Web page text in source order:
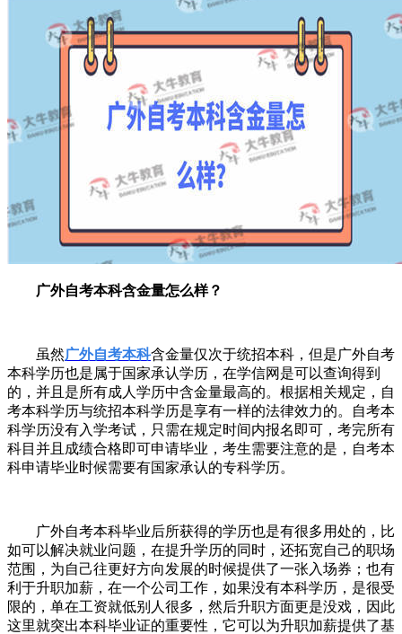
广外自考本科含金量怎么样？
虽然广外自考本科含金量仅次于统招本科，但是广外自考
本科学历也是属于国家承认学历，在学信网是可以查询得到
的，并且是所有成人学历中含金量最高的。根据相关规定，自
考本科学历与统招本科学历是享有一样的法律效力的。自考本
科学历没有入学考试，只需在规定时间内报名即可，考完所有
科目并且成绩合格即可申请毕业，考生需要注意的是，自考本
科申请毕业时候需要有国家承认的专科学历。
广外自考本科毕业后所获得的学历也是有很多用处的，比
如可以解决就业问题，在提升学历的同时，还拓宽自己的职场
范围，为自己往更好方向发展的时候提供了一张入场券；也有
利于升职加薪，在一个公司工作，如果没有本科学历，是很受
限的，单在工资就低别人很多，然后升职方面更是没戏，因此
这里就突出本科毕业证的重要性，它可以为升职加薪提供了基